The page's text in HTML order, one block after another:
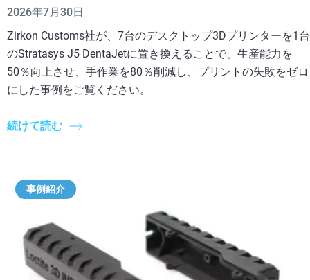
2026年7月30日
Zirkon Customs社が、7台のデスクトップ3Dプリンターを1台
のStratasys J5 DentaJetに置き換えることで、生産能力を
50％向上させ、手作業を80％削減し、プリントの失敗をゼロ
にした事例をご覧ください。
続けて読む
事例紹介